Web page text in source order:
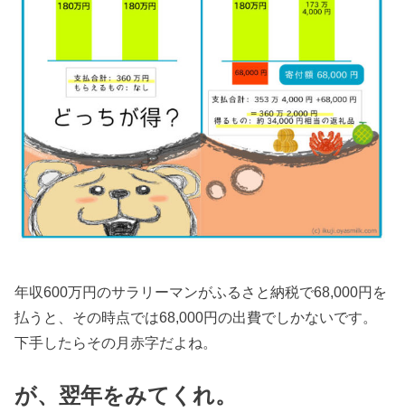
年収600万円のサラリーマンがふるさと納税で68,000円を
払うと、その時点では68,000円の出費でしかないです。
下手したらその月赤字だよね。
が、翌年をみてくれ。